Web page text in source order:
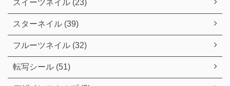
スイーツネイル (23)
スターネイル (39)
フルーツネイル (32)
転写シール (51)